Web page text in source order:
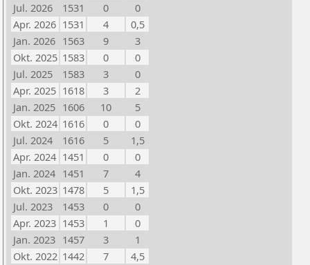
Jul. 2026
1531 0
0
Apr. 2026 1531 4
0,5
Jan. 2026 1563 9
3
Okt. 2025 1583 0
0
Jul. 2025
1583 3
0
Apr. 2025 1618 3
2
Jan. 2025 1606 10
5
Okt. 2024 1616 0
0
Jul. 2024
1616 5
1,5
Apr. 2024 1451 0
0
Jan. 2024 1451 7
4
Okt. 2023 1478 5
1,5
Jul. 2023
1453 0
0
Apr. 2023 1453 1
0
Jan. 2023 1457 3
1
Okt. 2022 1442 7
4,5